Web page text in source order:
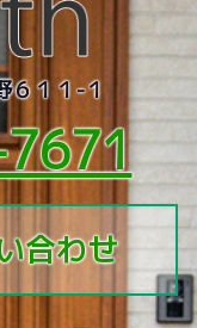
６１１-１
合わせ